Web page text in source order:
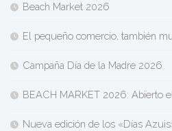
Beach Market 2026
El pequeño comercio, también
Campaña Día de la Madre 2026
BEACH MARKET 2026: Abierto
Nueva edición de los «Días